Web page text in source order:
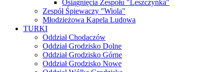
Osiągnięcia Zespołu "Leszczynka"
Zespół Śpiewaczy "Wiola"
Młodzieżowa Kapela Ludowa
TURKI
Oddział Chodaczów
Oddział Grodzisko Dolne
Oddział Grodzisko Górne
Oddział Grodzisko Nowe